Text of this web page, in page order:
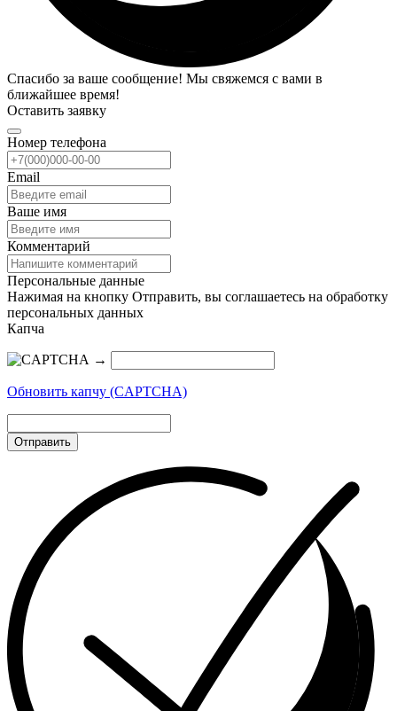
Спасибо за ваше сообщение! Мы свяжемся с вами в
ближайшее время!
Оставить заявку
Номер телефона
Email
Ваше имя
Комментарий
Персональные данные
Нажимая на кнопку Отправить, вы соглашаетесь на обработку
персональных данных
Капча
→
Обновить капчу (CAPTCHA)
Отправить